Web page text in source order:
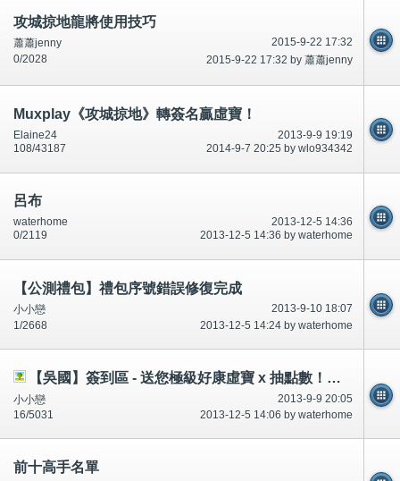
攻城掠地龍將使用技巧
2015-9-22 17:32
蕭蕭jenny
2015-9-22 17:32 by 蕭蕭jenny
0/2028
Muxplay《攻城掠地》轉簽名贏虛寶！
2013-9-9 19:19
Elaine24
2014-9-7 20:25 by wlo934342
108/43187
呂布
2013-12-5 14:36
waterhome
2013-12-5 14:36 by waterhome
0/2119
【公測禮包】禮包序號錯誤修復完成
2013-9-10 18:07
小小戀
2013-12-5 14:24 by waterhome
1/2668
【吳國】簽到區 - 送您極級好康虛寶 x 抽點數！（新增獎品徽章X1）
2013-9-9 20:05
小小戀
2013-12-5 14:06 by waterhome
16/5031
前十高手名單